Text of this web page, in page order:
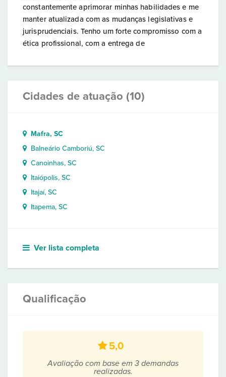
constantemente aprimorar minhas habilidades e me
manter atualizada com as mudanças legislativas e
jurisprudenciais. Tenho um forte compromisso com a
ética profissional, com a entrega de
Cidades de atuação (10)
Mafra, SC
Balneário Camboriú, SC
Canoinhas, SC
Itaiópolis, SC
Itajaí, SC
Itapema, SC
Ver lista completa
Qualificação
5,0
Avaliação com base em 3 demandas
realizadas.